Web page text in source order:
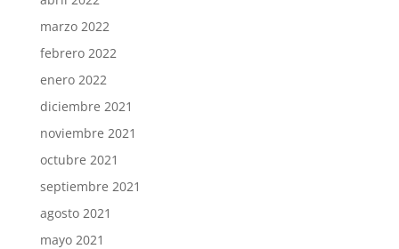
marzo 2022
febrero 2022
enero 2022
diciembre 2021
noviembre 2021
octubre 2021
septiembre 2021
agosto 2021
mayo 2021